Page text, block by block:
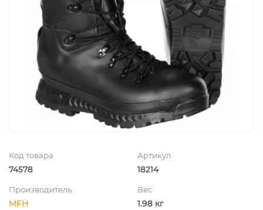
Код товара
74578
Артикул
18214
Производитель
MFH
Вес
1.98 кг